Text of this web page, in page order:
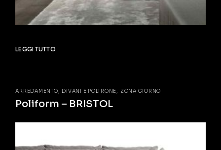
LEGGI TUTTO
ARREDAMENTO DIVANI E POLTRONE ZONA GIORNO
Poliform – BRISTOL